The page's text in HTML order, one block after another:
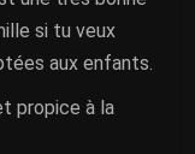
si tu veux
aux enfants.
propice à la